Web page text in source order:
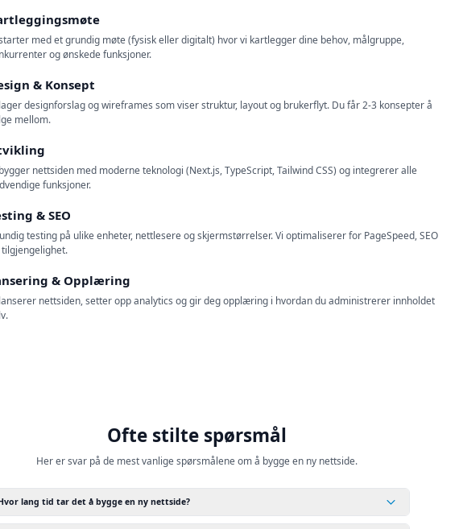
med et grundig møte (fysisk eller digitalt) hvor vi kartlegger dine behov, målgruppe,
og ønskede funksjoner.
& Konsept
designforslag og wireframes som viser struktur, layout og brukerflyt. Du får 2-3 konsepter å
mellom.
nettsiden med moderne teknologi (Next.js, TypeScript, Tailwind CSS) og integrerer alle
funksjoner.
& SEO
testing på ulike enheter, nettlesere og skjermstørrelser. Vi optimaliserer for PageSpeed, SEO
& Opplæring
nettsiden, setter opp analytics og gir deg opplæring i hvordan du administrerer innholdet
Ofte stilte spørsmål
Her er svar på de mest vanlige spørsmålene om å bygge en ny nettside.
lang tid tar det å bygge en ny nettside?